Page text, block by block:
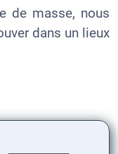
de masse, nous
dans un lieux